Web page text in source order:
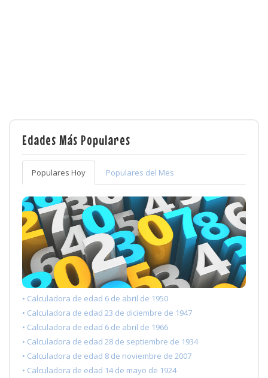
Edades Más Populares
Populares Hoy Populares del Mes
• Calculadora de edad 6 de abril de 1950
• Calculadora de edad 23 de diciembre de 1947
• Calculadora de edad 6 de abril de 1966
• Calculadora de edad 28 de septiembre de 1934
• Calculadora de edad 8 de noviembre de 2007
• Calculadora de edad 14 de mayo de 1924